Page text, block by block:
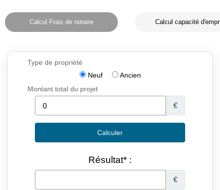
Calcul Frais de notaire Calcul capacité